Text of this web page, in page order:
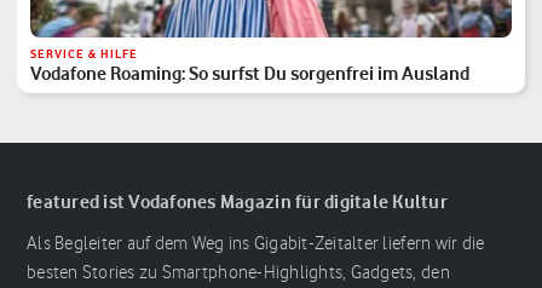
SERVICE & HILFE
Vodafone Roaming: So surfst Du sorgenfrei im Ausland
featured ist Vodafones Magazin für digitale Kultur
Als Begleiter auf dem Weg ins Gigabit-Zeitalter liefern wir die
besten Stories zu Smartphone-Highlights, Gadgets, den